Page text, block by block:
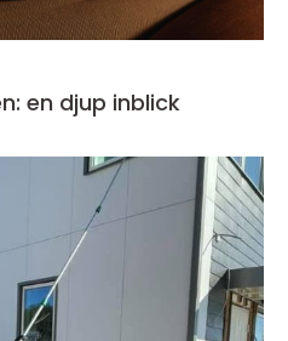
en djup inblick